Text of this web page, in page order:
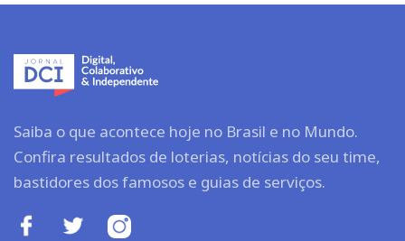
Saiba o que acontece hoje no Brasil e no Mundo.
Confira resultados de loterias, notícias do seu time,
bastidores dos famosos e guias de serviços.